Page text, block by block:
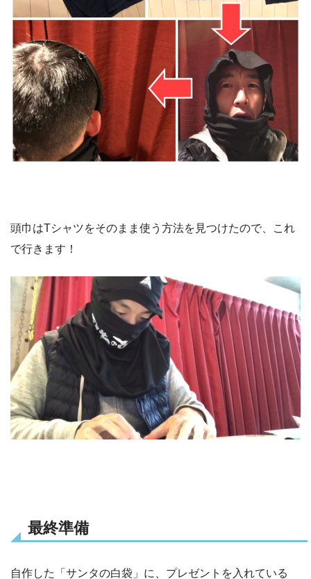
頭巾はTシャツをそのまま使う方法を見つけたので、これ
で行きます！
最終準備
自作した「サンタの白袋」に、プレゼントを入れている